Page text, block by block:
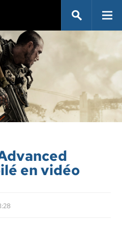
en vidéo